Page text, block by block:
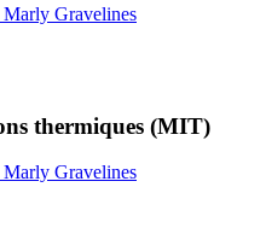
Marly Gravelines
thermiques (MIT)
Marly Gravelines